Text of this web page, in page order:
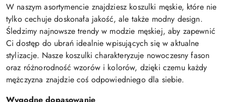
W naszym asortymencie znajdziesz koszulki męskie, które nie
tylko cechuje doskonała jakość, ale także modny design.
Śledzimy najnowsze trendy w modzie męskiej, aby zapewnić
Ci dostęp do ubrań idealnie wpisujących się w aktualne
stylizacje. Nasze koszulki charakteryzuje nowoczesny fason
oraz różnorodność wzorów i kolorów, dzięki czemu każdy
mężczyzna znajdzie coś odpowiedniego dla siebie.
Wygodne dopasowanie